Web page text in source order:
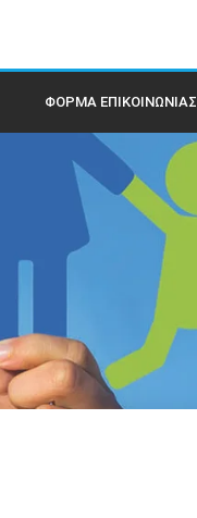
ΦΟΡΜΑ ΕΠΙΚΟΙΝΩΝΙΑΣ